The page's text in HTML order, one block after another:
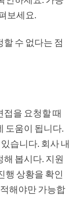
보세요.
수 없다는 점
접을 요청할 때
도움이 됩니다.
습니다. 회사 내
봅시다. 지원
행 상황을 확인
해야만 가능합